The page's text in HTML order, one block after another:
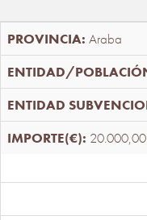
Araba
20.000,00